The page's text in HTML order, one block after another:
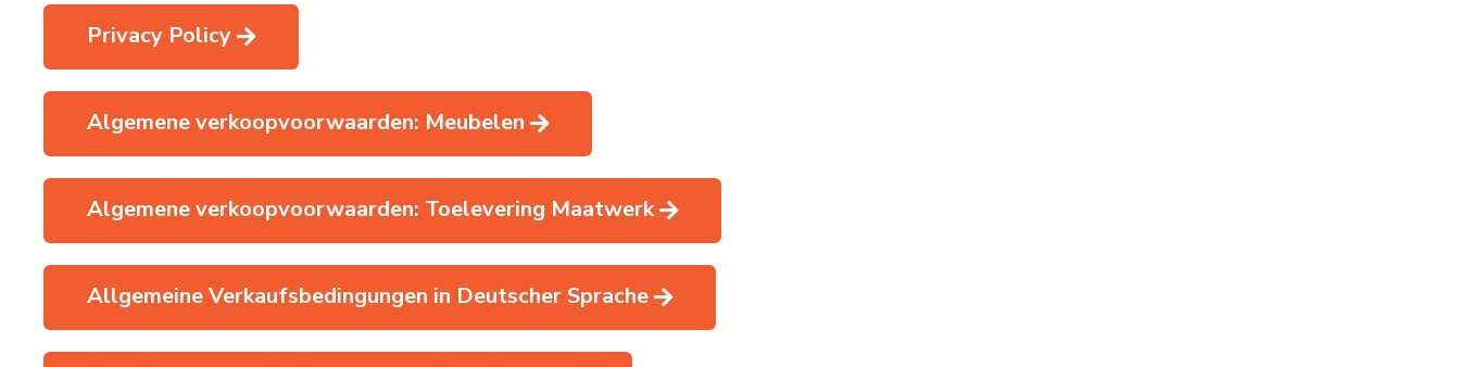
Privacy Policy
Algemene verkoopvoorwaarden: Meubelen
Algemene verkoopvoorwaarden: Toelevering Maatwerk
Allgemeine Verkaufsbedingungen in Deutscher Sprache